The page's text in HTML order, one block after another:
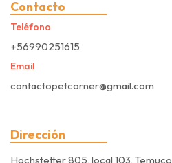
Contacto
Teléfono
+56990251615
Email
contactopetcorner@gmail.com
Dirección
Hochstetter 805, local 103, Temuco